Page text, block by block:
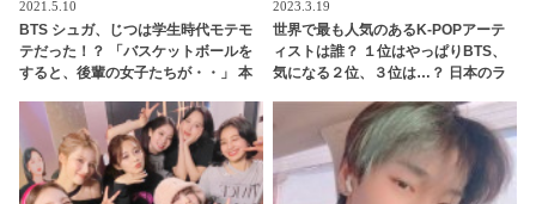
2021.5.10
BTS シュガ、じつは学生時代モテモ
テだった！？ 「バスケットボールを
すると、後輩の女子たちが・・」 本
は？ マンガさながらのモテエピソー
ドにファン感嘆
2023.3.19
世界で最も人気のあるK-POPアーテ
ィストは誰？ １位はやっぱりBTS、
気になる２位、３位は…？ 日本のラ
ンクイン！ 各国の個性あふれるデー
タに注目殺到